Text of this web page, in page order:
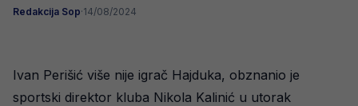
Redakcija Sop·14/08/2024
Ivan Perišić više nije igrač Hajduka, obznanio je
sportski direktor kluba Nikola Kalinić u utorak